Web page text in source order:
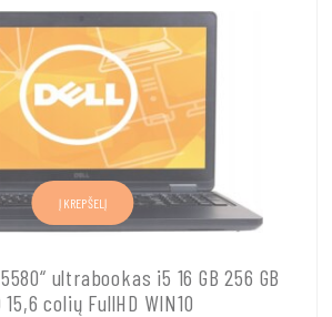
ultrabookas i5 16 GB 256 GB
15,6 colių FullHD WIN10
Į KREPŠELĮ